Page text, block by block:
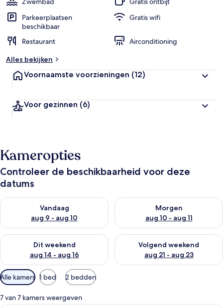
Parkeerplaatsen
beschikbaar
Gratis wifi
Restaurant
Airconditioning
Alles bekijken
Voornaamste voorzieningen (12)
Voor gezinnen (6)
Kameropties
Controleer de beschikbaarheid voor deze
datums
Vandaag
aug 9 - aug 10
De beschikbaarheid controleren voor vanavond aug 9 - aug
Morgen
aug 10 - aug 11
De beschikbaarheid
Dit weekend
aug 14 - aug 16
De beschikbaarheid controleren voor dit weekend aug 14 -
Volgend weekend
aug 21 - aug 23
De beschikbaarheid
Beschikbare
filters
voor
kamers
Alle kamers 1 bed 2 bedden
7 van 7 kamers weergeven